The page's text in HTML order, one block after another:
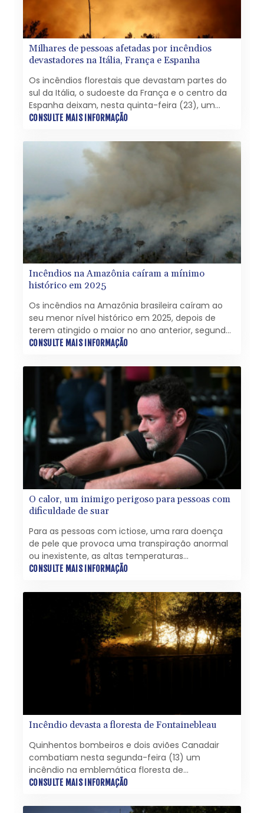
Milhares de pessoas afetadas por incêndios
devastadores na Itália, França e Espanha
Os incêndios florestais que devastam partes do
sul da Itália, o sudoeste da França e o centro da
Espanha deixam, nesta quinta-feira (23), um
saldo de milhares de pessoas evacuadas e três
CONSULTE MAIS INFORMAÇÃO
Incêndios na Amazônia caíram a mínimo
histórico em 2025
Os incêndios na Amazônia brasileira caíram ao
seu menor nível histórico em 2025, depois de
terem atingido o maior no ano anterior, segundo
dados divulgados nesta terça-feira (21) pela rede
CONSULTE MAIS INFORMAÇÃO
O calor, um inimigo perigoso para pessoas com
dificuldade de suar
Para as pessoas com ictiose, uma rara doença
de pele que provoca uma transpiração anormal
ou inexistente, as altas temperaturas
representam um grande risco e fazem com que
insolação.
CONSULTE MAIS INFORMAÇÃO
Incêndio devasta a floresta de Fontainebleau
Quinhentos bombeiros e dois aviões Canadair
combatiam nesta segunda-feira (13) um
incêndio na emblemática floresta de
Fontainebleau, que, segundo o governo francês,
CONSULTE MAIS INFORMAÇÃO